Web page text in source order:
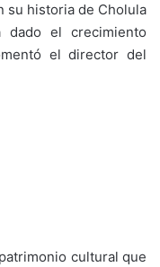
su historia de Cholula
el crecimiento
el director del
cultural que